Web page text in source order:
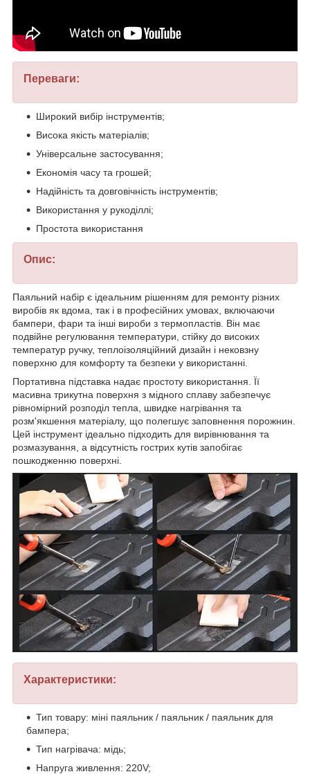
Переваги:
Широкий вибір інструментів;
Висока якість матеріалів;
Універсальне застосування;
Економія часу та грошей;
Надійність та довговічність інструментів;
Використання у рукоділлі;
Простота використання
Опис:
Паяльний набір є ідеальним рішенням для ремонту різних
виробів як вдома, так і в професійних умовах, включаючи
бампери, фари та інші вироби з термопластів. Він має
подвійне регулювання температури, стійку до високих
температур ручку, теплоізоляційний дизайн і нековзну
поверхню для комфорту та безпеки у використанні.
Портативна підставка надає простоту використання. Її
масивна трикутна поверхня з мідного сплаву забезпечує
рівномірний розподіл тепла, швидке нагрівання та
розм'якшення матеріалу, що полегшує заповнення порожнин.
Цей інструмент ідеально підходить для вирівнювання та
розмазування, а відсутність гострих кутів запобігає
пошкодженню поверхні.
Характеристики:
Тип товару: міні паяльник / паяльник / паяльник для
бампера;
Тип нагрівача: мідь;
Напруга живлення: 220V;